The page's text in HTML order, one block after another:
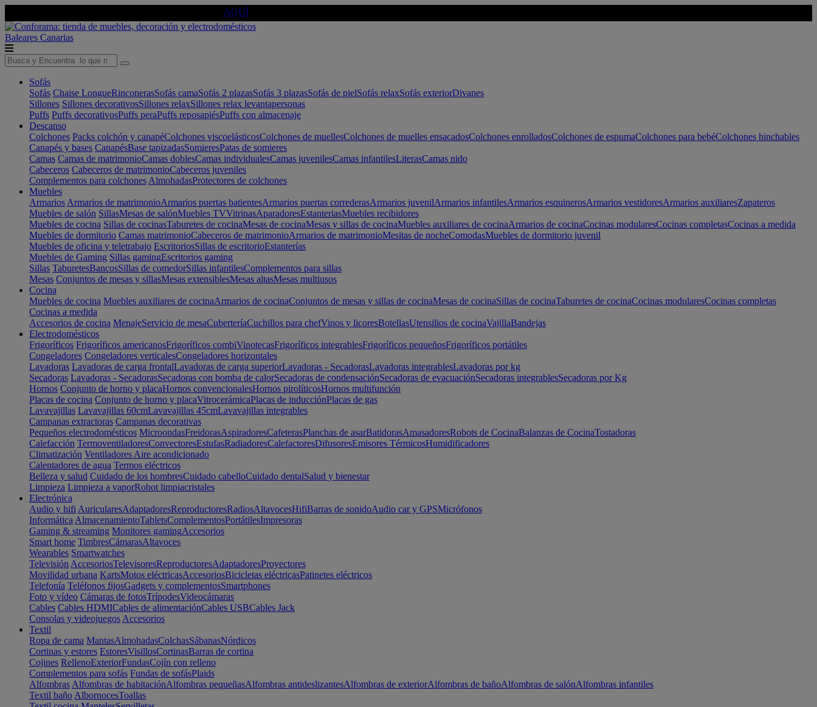
AQUÍ
Baleares Canarias
Sofás
Sofás Chaise LongueRinconerasSofás camaSofás 2 plazasSofás 3 plazasSofás de pielSofás relaxSofás exteriorDivanes
Sillones Sillones decorativosSillones relaxSillones relax levantapersonas
Puffs Puffs decorativosPuffs peraPuffs reposapiésPuffs con almacenaje
Descanso
Colchones Packs colchón y canapéColchones viscoelásticosColchones de muellesColchones de muelles ensacadosColchones enrolladosColchones de espumaColchones para bebéColchones hinchables
Canapés y bases CanapésBase tapizadasSomieresPatas de somieres
Camas Camas de matrimonioCamas doblesCamas individualesCamas juvenilesCamas infantilesLiterasCamas nido
Cabeceros Cabeceros de matrimonioCabeceros juveniles
Complementos para colchones AlmohadasProtectores de colchones
Muebles
Armarios Armarios de matrimonioArmarios puertas batientesArmarios puertas correderasArmarios juvenilArmarios infantilesArmarios esquinerosArmarios vestidoresArmarios auxiliaresZapateros
Muebles de salón SillasMesas de salónMuebles TVVitrinasAparadoresEstanteriasMuebles recibidores
Muebles de cocina Sillas de cocinasTaburetes de cocinaMesas de cocinaMesas y sillas de cocinaMuebles auxiliares de cocinaArmarios de cocinaCocinas modularesCocinas completasCocinas a medida
Muebles de dormitorio Camas matrimonioCabeceros de matrimonioArmarios de matrimonioMesitas de nocheComodasMuebles de dormitorio juvenil
Muebles de oficina y teletrabajo EscritoriosSillas de escritorioEstanterías
Muebles de Gaming Sillas gamingEscritorios gaming
Sillas TaburetesBancosSillas de comedorSillas infantilesComplementos para sillas
Mesas Conjuntos de mesas y sillasMesas extensiblesMesas altasMesas multiusos
Cocina
Muebles de cocina Muebles auxiliares de cocinaArmarios de cocinaConjuntos de mesas y sillas de cocinaMesas de cocinaSillas de cocinaTaburetes de cocinaCocinas modularesCocinas completas
Cocinas a medida
Accesorios de cocina MenajeServicio de mesaCuberteríaCuchillos para chefVinos y licoresBotellasUtensilios de cocinaVajillaBandejas
Electrodomésticos
Frigoríficos Frigoríficos americanosFrigoríficos combiVinotecasFrigoríficos integrablesFrigoríficos pequeñosFrigoríficos portátiles
Congeladores Congeladores verticalesCongeladores horizontales
Lavadoras Lavadoras de carga frontalLavadoras de carga superiorLavadoras - SecadorasLavadoras integrablesLavadoras por kg
Secadoras Lavadoras - SecadorasSecadoras con bomba de calorSecadoras de condensaciónSecadoras de evacuaciónSecadoras integrablesSecadoras por Kg
Hornos Conjunto de horno y placaHornos convencionalesHornos pirolíticosHornos multifunción
Placas de cocina Conjunto de horno y placaVitrocerámicaPlacas de inducciónPlacas de gas
Lavavajillas Lavavajillas 60cmLavavajillas 45cmLavavajillas integrables
Campanas extractoras Campanas decorativas
Pequeños electrodomésticos MicroondasFreidorasAspiradoresCafeterasPlanchas de asarBatidorasAmasadoresRobots de CocinaBalanzas de CocinaTostadoras
Calefacción TermoventiladoresConvectoresEstufasRadiadoresCalefactoresDifusoresEmisores TérmicosHumidificadores
Climatización Ventiladores Aire acondicionado
Calentadores de agua Termos eléctricos
Belleza y salud Cuidado de los hombresCuidado cabelloCuidado dentalSalud y bienestar
Limpieza Limpieza a vaporRobot limpiacristales
Electrónica
Audio y hifi AuricularesAdaptadoresReproductoresRadiosAltavocesHifiBarras de sonidoAudio car y GPSMicrófonos
Informática AlmacenamientoTabletsComplementosPortátilesImpresoras
Gaming & streaming Monitores gamingAccesorios
Smart home TimbresCámarasAltavoces
Wearables Smartwatches
Televisión AccesoriosTelevisoresReproductoresAdaptadoresProyectores
Movilidad urbana KartsMotos eléctricasAccesoriosBicicletas eléctricasPatinetes eléctricos
Telefonía Teléfonos fijosGadgets y complementosSmartphones
Foto y vídeo Cámaras de fotosTrípodesVideocámaras
Cables Cables HDMICables de alimentaciónCables USBCables Jack
Consolas y videojuegos Accesorios
Textil
Ropa de cama MantasAlmohadasColchasSábanasNórdicos
Cortinas y estores EstoresVisillosCortinasBarras de cortina
Cojines RellenoExteriorFundasCojín con relleno
Complementos para sofás Fundas de sofásPlaids
Alfombras Alfombras de habitaciónAlfombras pequeñasAlfombras antideslizantesAlfombras de exteriorAlfombras de bañoAlfombras de salónAlfombras infantiles
Textil baño AlbornocesToallas